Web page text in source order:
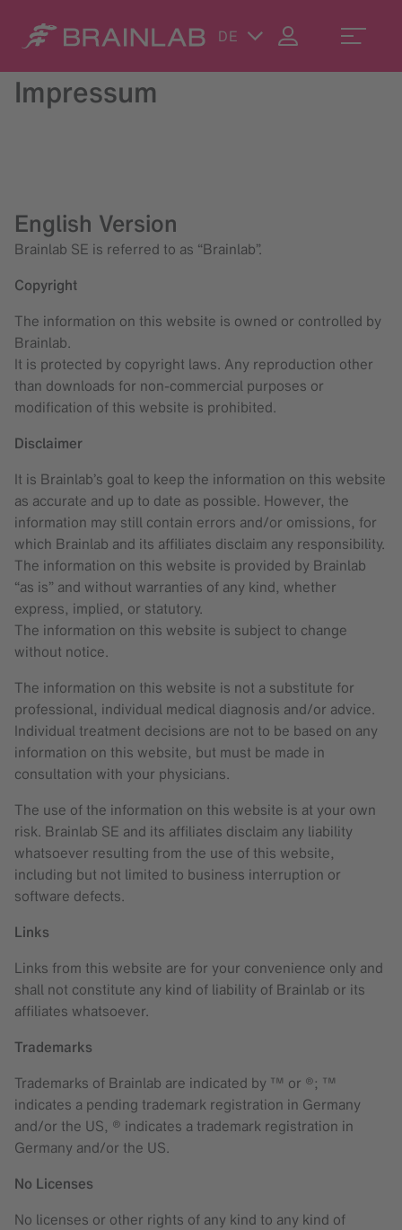
DE
Impressum
English Version
Brainlab SE is referred to as “Brainlab”.
Copyright
The information on this website is owned or controlled by
Brainlab.
It is protected by copyright laws. Any reproduction other
than downloads for non-commercial purposes or
modification of this website is prohibited.
Disclaimer
It is Brainlab’s goal to keep the information on this website
as accurate and up to date as possible. However, the
information may still contain errors and/or omissions, for
which Brainlab and its affiliates disclaim any responsibility.
The information on this website is provided by Brainlab
“as is” and without warranties of any kind, whether
express, implied, or statutory.
The information on this website is subject to change
without notice.
The information on this website is not a substitute for
professional, individual medical diagnosis and/or advice.
Individual treatment decisions are not to be based on any
information on this website, but must be made in
consultation with your physicians.
The use of the information on this website is at your own
risk. Brainlab SE and its affiliates disclaim any liability
whatsoever resulting from the use of this website,
including but not limited to business interruption or
software defects.
Links
Links from this website are for your convenience only and
shall not constitute any kind of liability of Brainlab or its
affiliates whatsoever.
Trademarks
Trademarks of Brainlab are indicated by ™ or ®; ™
indicates a pending trademark registration in Germany
and/or the US, ® indicates a trademark registration in
Germany and/or the US.
No Licenses
No licenses or other rights of any kind to any kind of